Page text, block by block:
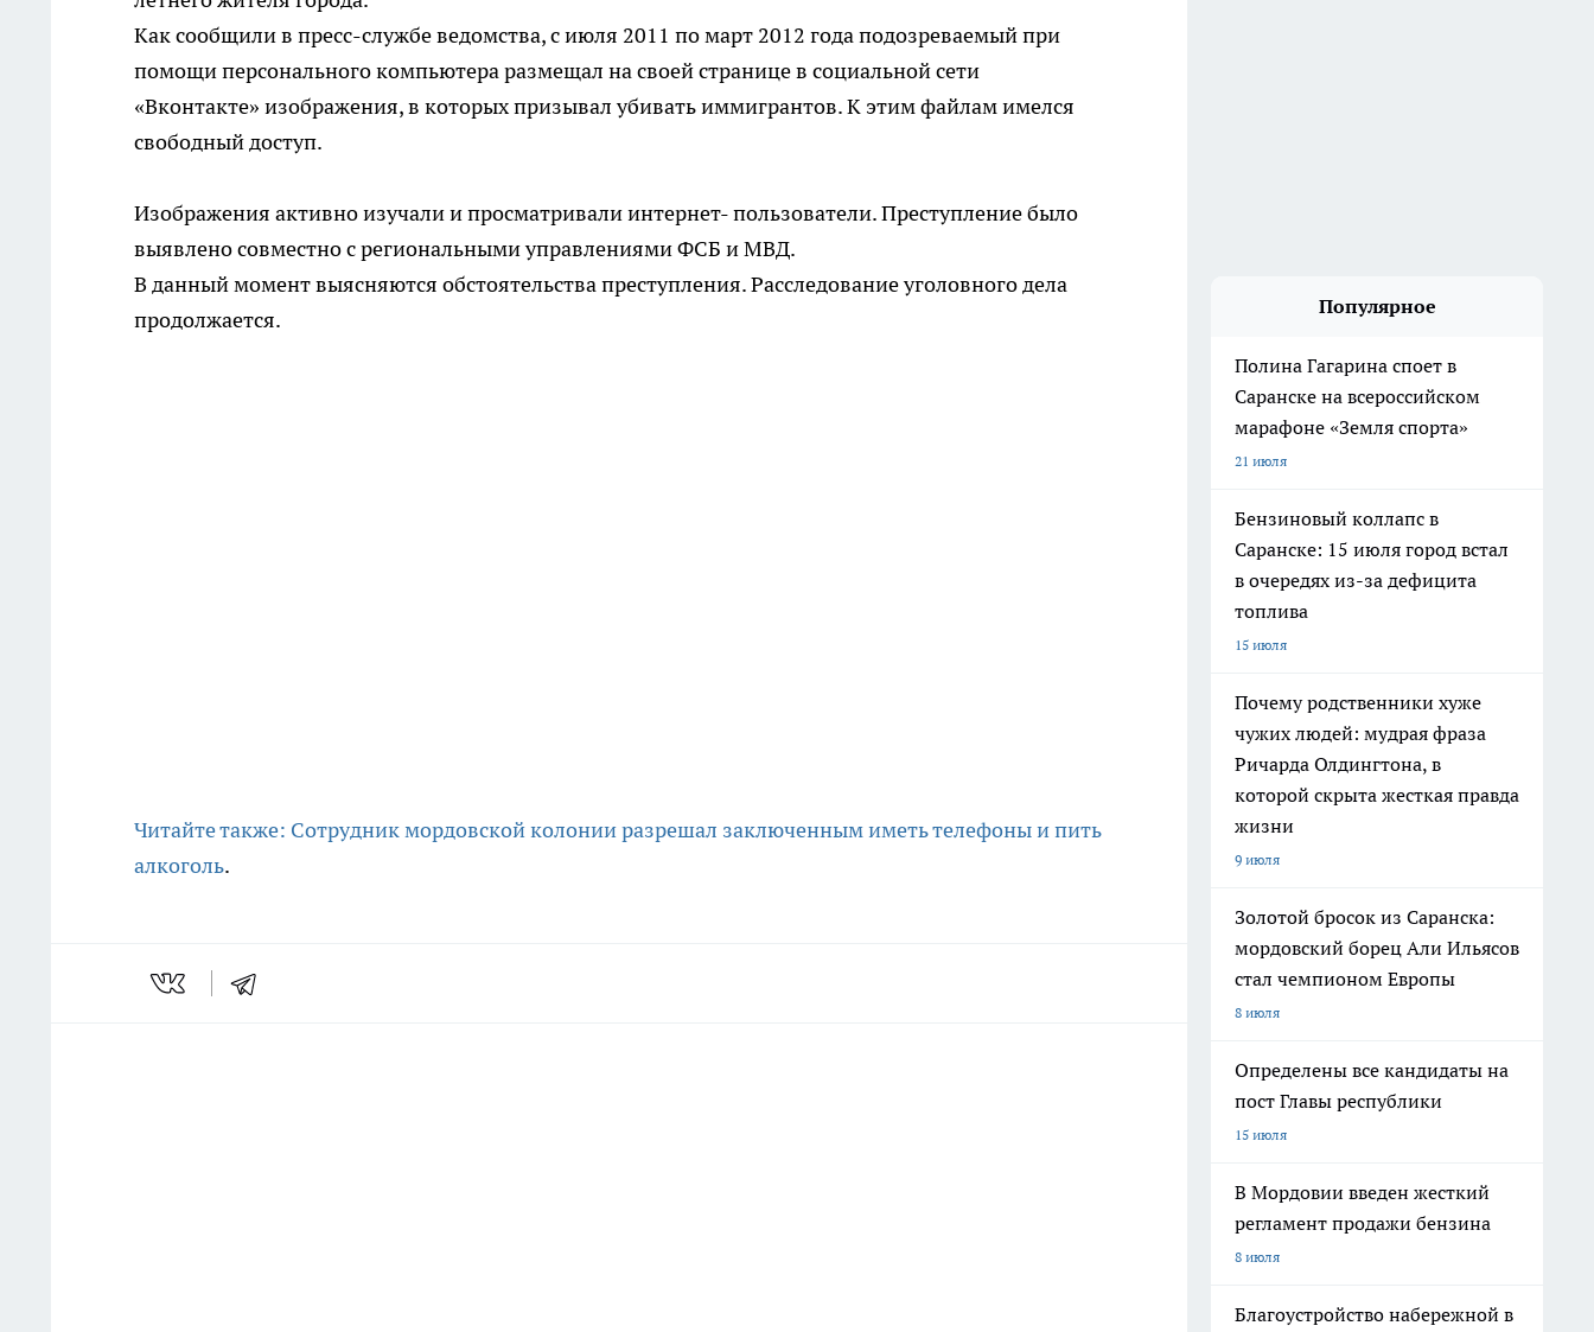
Как сообщили в пресс-службе ведомства, с июля 2011 по март 2012 года подозреваемый при
помощи персонального компьютера размещал на своей странице в социальной сети
«Вконтакте» изображения, в которых призывал убивать иммигрантов. К этим файлам имелся
свободный доступ.
Изображения активно изучали и просматривали интернет- пользователи. Преступление было
выявлено совместно с региональными управлениями ФСБ и МВД.
В данный момент выясняются обстоятельства преступления. Расследование уголовного дела
продолжается.
Читайте также: Сотрудник мордовской колонии разрешал заключенным иметь телефоны и пить
алкоголь.
Популярное
Полина Гагарина споет в
Саранске на всероссийском
марафоне «Земля спорта»
21 июля
Бензиновый коллапс в
Саранске: 15 июля город встал
в очередях из-за дефицита
топлива
15 июля
Почему родственники хуже
чужих людей: мудрая фраза
Ричарда Олдингтона, в
которой скрыта жесткая правда
жизни
9 июля
Золотой бросок из Саранска:
мордовский борец Али Ильясов
стал чемпионом Европы
8 июля
Определены все кандидаты на
пост Главы республики
15 июля
В Мордовии введен жесткий
регламент продажи бензина
8 июля
Благоустройство набережной в